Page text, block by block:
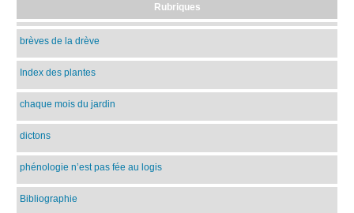
Rubriques
brèves de la drève
Index des plantes
chaque mois du jardin
dictons
phénologie n’est pas fée au logis
Bibliographie